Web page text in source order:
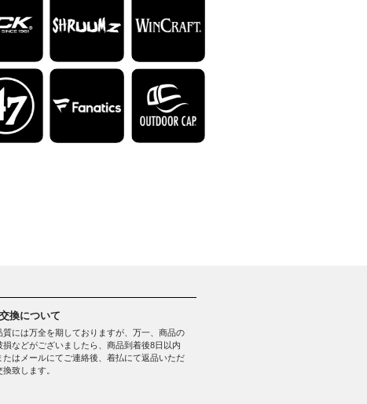
換について
質には万全を期しておりますが、万一、商品の
損などがございましたら、商品到着後8日以内
たはメールにてご連絡後、着払にて返品いただ
致します。